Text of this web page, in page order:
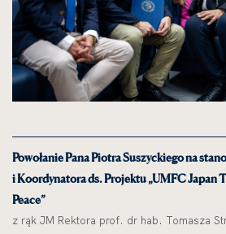
Powołanie Pana Piotra Suszyckiego na
i Koordynatora ds. Projektu „UMFC Japan
Peace”
z rąk JM Rektora prof. dr hab. Tomasza